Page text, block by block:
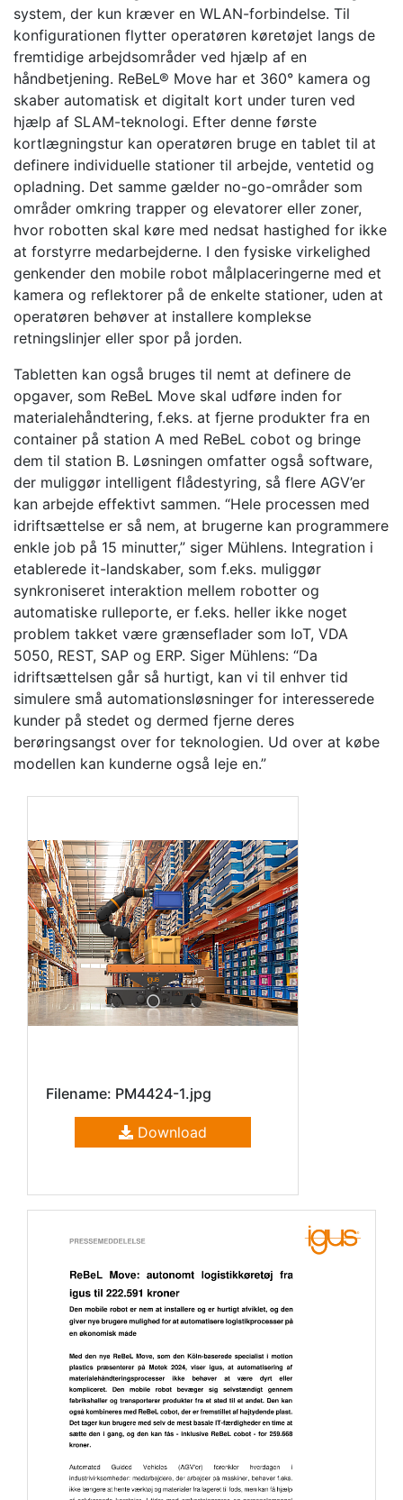
system, der kun kræver en WLAN-forbindelse. Til
konfigurationen flytter operatøren køretøjet langs de
fremtidige arbejdsområder ved hjælp af en
håndbetjening. ReBeL® Move har et 360° kamera og
skaber automatisk et digitalt kort under turen ved
hjælp af SLAM-teknologi. Efter denne første
kortlægningstur kan operatøren bruge en tablet til at
definere individuelle stationer til arbejde, ventetid og
opladning. Det samme gælder no-go-områder som
områder omkring trapper og elevatorer eller zoner,
hvor robotten skal køre med nedsat hastighed for ikke
at forstyrre medarbejderne. I den fysiske virkelighed
genkender den mobile robot målplaceringerne med et
kamera og reflektorer på de enkelte stationer, uden at
operatøren behøver at installere komplekse
retningslinjer eller spor på jorden.
Tabletten kan også bruges til nemt at definere de
opgaver, som ReBeL Move skal udføre inden for
materialehåndtering, f.eks. at fjerne produkter fra en
container på station A med ReBeL cobot og bringe
dem til station B. Løsningen omfatter også software,
der muliggør intelligent flådestyring, så flere AGV’er
kan arbejde effektivt sammen. “Hele processen med
idriftsættelse er så nem, at brugerne kan programmere
enkle job på 15 minutter,” siger Mühlens. Integration i
etablerede it-landskaber, som f.eks. muliggør
synkroniseret interaktion mellem robotter og
automatiske rulleporte, er f.eks. heller ikke noget
problem takket være grænseflader som IoT, VDA
5050, REST, SAP og ERP. Siger Mühlens: “Da
idriftsættelsen går så hurtigt, kan vi til enhver tid
simulere små automationsløsninger for interesserede
kunder på stedet og dermed fjerne deres
berøringsangst over for teknologien. Ud over at købe
modellen kan kunderne også leje en.”
Filename: PM4424-1.jpg
Download